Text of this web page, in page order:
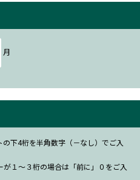
月
の下4桁を半角数字（－なし）でご入
が１～３桁の場合は「前に」０をご入